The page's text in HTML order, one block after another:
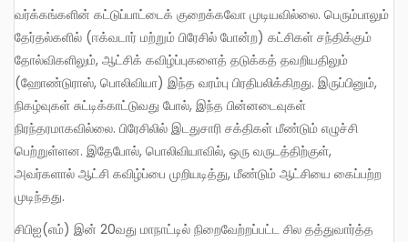
வர்க்கங்களின் கட்டுப்பாட்டைக் குறைக்கவோ முடியவில்லை. பெரும்பாலும்
தேர்தல்களில் (ஈக்வடார் மற்றும் பிரேசில் போன்ற) கட்சிகள் சந்திக்கும்
தோல்விகளிலும், ஆட்சிக் கவிழ்ப்புகளைத் தடுக்கத் தவறியதிலும்
(ஹோண்டுராஸ், பொலிவியா) இந்த வரம்பு பிரதிபலிக்கிறது. இருப்பினும்,
நிகழ்வுகள் சுட்டிக்காட்டுவது போல், இந்த பின்னடைவுகள்
நிரந்தரமாகவில்லை. பிரேசிலில் இடதுசாரி சக்திகள் மீண்டும் எழுச்சி
பெற்றுள்ளன. இதேபோல், பொலிவியாவில், ஒரு வருடத்திற்குள்,
அவர்களால் ஆட்சி கவிழ்ப்பை முறியடித்து, மீண்டும் ஆட்சியை கைப்பற்ற
முடிந்தது.
சிபிஐ(எம்) இன் 20வது மாநாட்டில் நிறைவேற்றப்பட்ட சில தத்துவார்த்த